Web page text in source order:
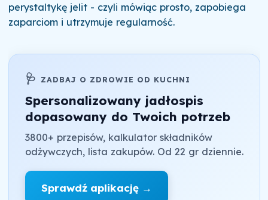
perystaltykę jelit - czyli mówiąc prosto, zapobiega
zaparciom i utrzymuje regularność.
🩺 ZADBAJ O ZDROWIE OD KUCHNI
Spersonalizowany jadłospis
dopasowany do Twoich potrzeb
3800+ przepisów, kalkulator składników
odżywczych, lista zakupów. Od 22 gr dziennie.
Sprawdź aplikację →